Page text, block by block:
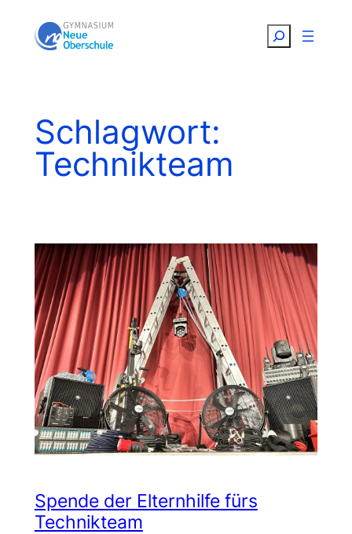
Inhalt
Suchen
Schlagwort:
Technikteam
Spende der Elternhilfe fürs
Technikteam